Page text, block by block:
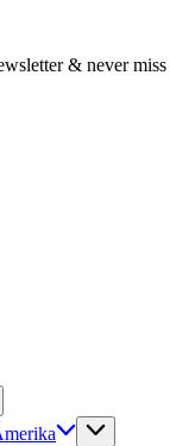
& never miss